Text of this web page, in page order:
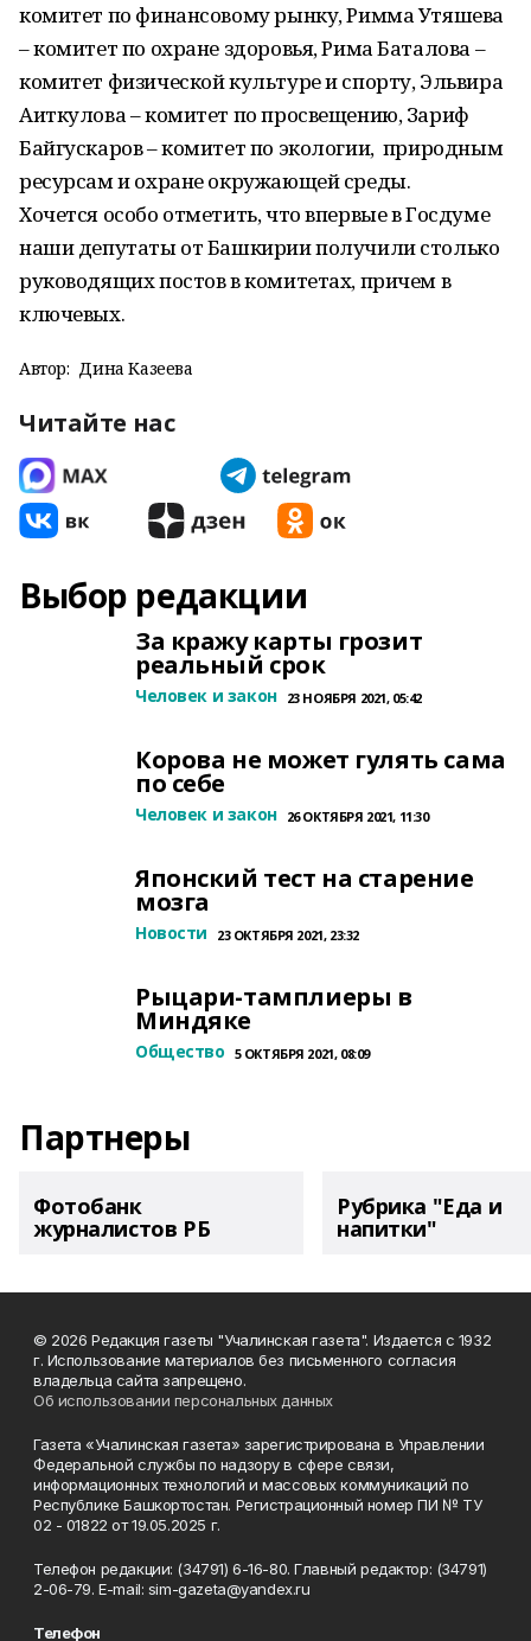
комитет по финансовому рынку, Римма Утяшева
– комитет по охране здоровья, Рима Баталова –
комитет физической культуре и спорту, Эльвира
Аиткулова – комитет по просвещению, Зариф
Байгускаров – комитет по экологии, природным
ресурсам и охране окружающей среды.
Хочется особо отметить, что впервые в Госдуме
наши депутаты от Башкирии получили столько
руководящих постов в комитетах, причем в
ключевых.
Автор: Дина Казеева
Читайте нас
Выбор редакции
За кражу карты грозит
реальный срок
Человек и закон 23 НОЯБРЯ 2021, 05:42
Корова не может гулять сама
по себе
Человек и закон 26 ОКТЯБРЯ 2021, 11:30
Японский тест на старение
мозга
Новости 23 ОКТЯБРЯ 2021, 23:32
Рыцари-тамплиеры в
Миндяке
Общество 5 ОКТЯБРЯ 2021, 08:09
Партнеры
Фотобанк
журналистов РБ
Рубрика "Еда и
напитки"
© 2026 Редакция газеты "Учалинская газета". Издается с 1932
г. Использование материалов без письменного согласия
владельца сайта запрещено.
Об использовании персональных данных
Газета «Учалинская газета» зарегистрирована в Управлении
Федеральной службы по надзору в сфере связи,
информационных технологий и массовых коммуникаций по
Республике Башкортостан. Регистрационный номер ПИ № ТУ
02 - 01822 от 19.05.2025 г.
Телефон редакции: (34791) 6-16-80. Главный редактор: (34791)
2-06-79. Е-mаil: sim-gazeta@yandex.ru
Телефон